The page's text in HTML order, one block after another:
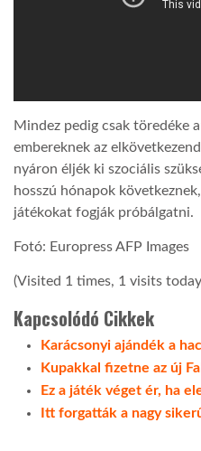
Mindez pedig csak töredéke
embereknek az
nyáron éljék ki szociális
hosszú hónapok
játékokat fogják próbálgatni.
Fotó: Europress AFP Images
(Visited 1 times, 1 visits
Kapcsolódó Cikkek
Karácsonyi ajándék a
Kupakkal fizetne az új
Ez a játék véget ér, ha
Itt forgatták a nagy